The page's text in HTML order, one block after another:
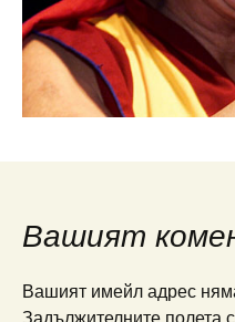
Вашият
Вашият имейл адрес